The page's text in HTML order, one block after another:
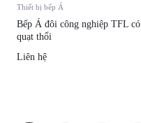
Thiết bị bếp Á
Bếp Á đôi công nghiệp TFL có
quạt thổi
Liên hệ